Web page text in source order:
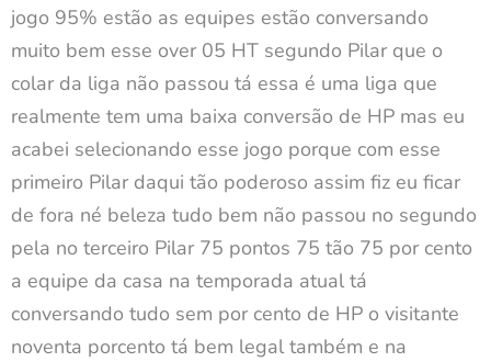
jogo 95% estão as equipes estão conversando
muito bem esse over 05 HT segundo Pilar que o
colar da liga não passou tá essa é uma liga que
realmente tem uma baixa conversão de HP mas eu
acabei selecionando esse jogo porque com esse
primeiro Pilar daqui tão poderoso assim fiz eu ficar
de fora né beleza tudo bem não passou no segundo
pela no terceiro Pilar 75 pontos 75 tão 75 por cento
a equipe da casa na temporada atual tá
conversando tudo sem por cento de HP o visitante
noventa porcento tá bem legal também e na